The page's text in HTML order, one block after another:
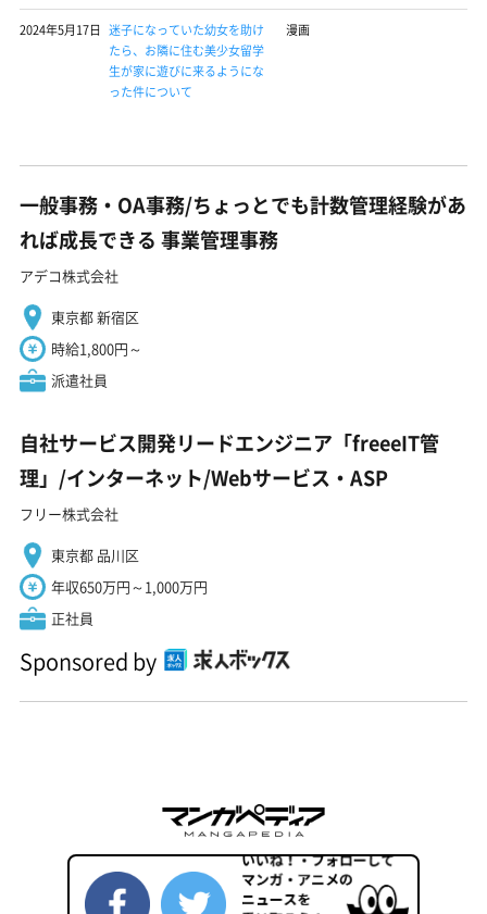
2024年5月17日 迷子になっていた幼女を助け
たら、お隣に住む美少女留学
生が家に遊びに来るようにな
った件について
漫画
一般事務・OA事務/ちょっとでも計数管理経験があ
れば成長できる 事業管理事務
アデコ株式会社
東京都 新宿区
時給1,800円～
派遣社員
自社サービス開発リードエンジニア「freeeIT管
理」/インターネット/Webサービス・ASP
フリー株式会社
東京都 品川区
年収650万円～1,000万円
正社員
Sponsored by